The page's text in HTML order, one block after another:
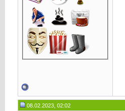
08.02.2023, 02:02